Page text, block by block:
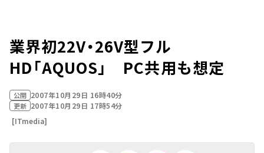
業界初22V・26V型フル
HD「AQUOS」 PC共用も想定
公開 2007年10月29日 16時40分
更新 2007年10月29日 17時54分
[ITmedia]